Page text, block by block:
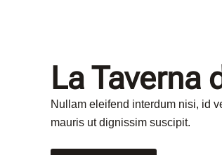
La Taverna
Nullam eleifend interdum nisi, id
mauris ut dignissim suscipit.